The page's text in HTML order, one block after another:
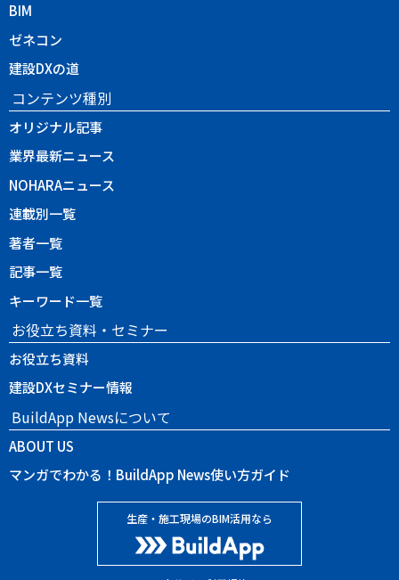
BIM
ゼネコン
建設DXの道
コンテンツ種別
オリジナル記事
業界最新ニュース
NOHARAニュース
連載別一覧
著者一覧
記事一覧
キーワード一覧
お役立ち資料・セミナー
お役立ち資料
建設DXセミナー情報
BuildApp Newsについて
ABOUT US
マンガでわかる！BuildApp News使い方ガイド
生産・施工現場のBIM活用なら